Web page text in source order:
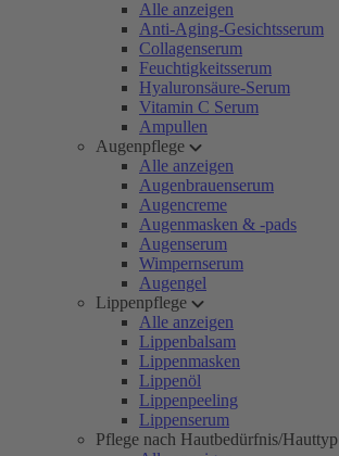
Alle anzeigen
Anti-Aging-Gesichtsserum
Collagenserum
Feuchtigkeitsserum
Hyaluronsäure-Serum
Vitamin C Serum
Ampullen
Augenpflege
Alle anzeigen
Augenbrauenserum
Augencreme
Augenmasken & -pads
Augenserum
Wimpernserum
Augengel
Lippenpflege
Alle anzeigen
Lippenbalsam
Lippenmasken
Lippenöl
Lippenpeeling
Lippenserum
Pflege nach Hautbedürfnis/Hauttyp